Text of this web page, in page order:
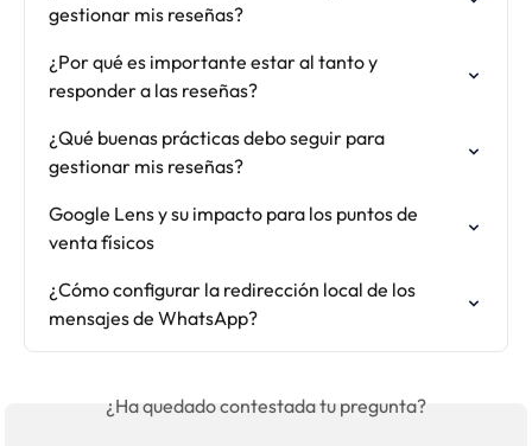
gestionar mis reseñas?
¿Por qué es importante estar al tanto y
responder a las reseñas?
¿Qué buenas prácticas debo seguir para
gestionar mis reseñas?
Google Lens y su impacto para los puntos de
venta físicos
¿Cómo configurar la redirección local de los
mensajes de WhatsApp?
¿Ha quedado contestada tu pregunta?